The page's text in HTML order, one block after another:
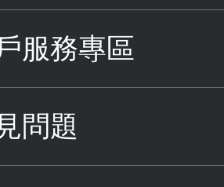
服務專區
問題